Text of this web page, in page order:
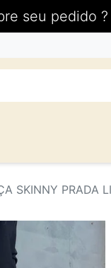
seu pedido
SKINNY PRADA